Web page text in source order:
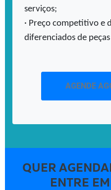
serviços;
· Preço competitivo e
diferenciados de
AGENDE
QUER
ENTRE